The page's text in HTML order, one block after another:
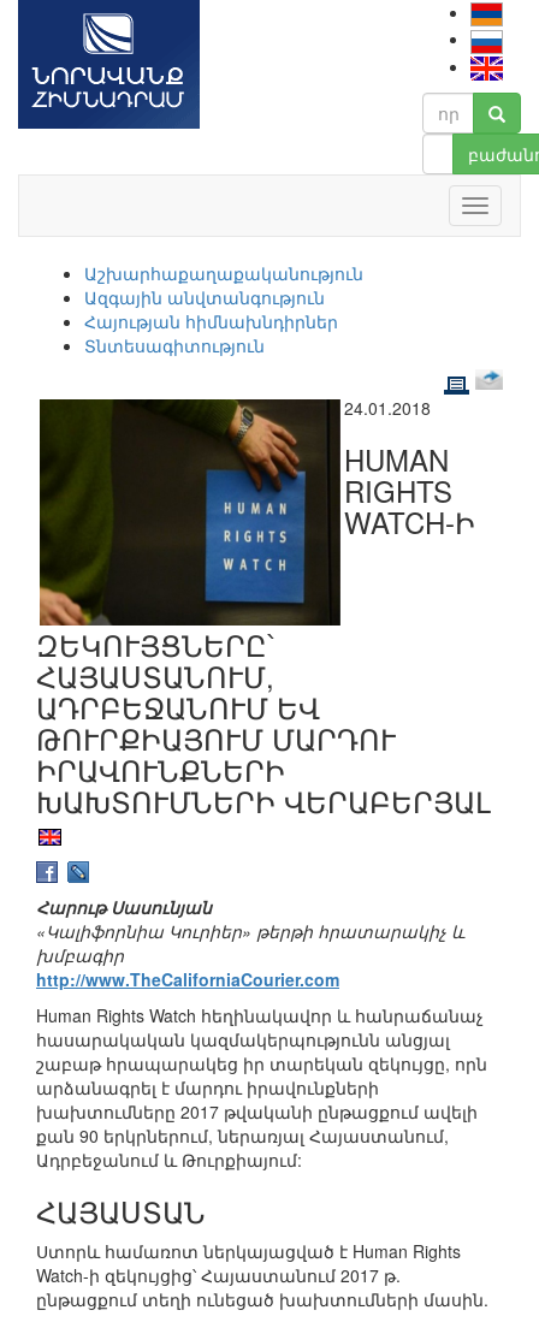
Աշխարհաքաղաքականություն
Ազգային անվտանգություն
Հայության հիմնախնդիրներ
Տնտեսագիտություն
24.01.2018
HUMAN
RIGHTS
WATCH-Ի
ԶԵԿՈՒՅՑՆԵՐԸ՝
ՀԱՅԱՍՏԱՆՈՒՄ,
ԱԴՐԲԵՋԱՆՈՒՄ ԵՎ
ԹՈՒՐՔԻԱՅՈՒՄ ՄԱՐԴՈՒ
ԻՐԱՎՈՒՆՔՆԵՐԻ
ԽԱԽՏՈՒՄՆԵՐԻ ՎԵՐԱԲԵՐՅԱԼ
Հարութ Սասունյան
«Կալիֆորնիա Կուրիեր» թերթի հրատարակիչ և
խմբագիր
http://www.TheCaliforniaCourier.com
Human Rights Watch հեղինակավոր և հանրաճանաչ
հասարակական կազմակերպությունն անցյալ
շաբաթ հրապարակեց իր տարեկան զեկույցը, որն
արձանագրել է մարդու իրավունքների
խախտումները 2017 թվականի ընթացքում ավելի
քան 90 երկրներում, ներառյալ Հայաստանում,
Ադրբեջանում և Թուրքիայում:
ՀԱՅԱՍՏԱՆ
Ստորև համառոտ ներկայացված է Human Rights
Watch-ի զեկույցից՝ Հայաստանում 2017 թ.
ընթացքում տեղի ունեցած խախտումների մասին.